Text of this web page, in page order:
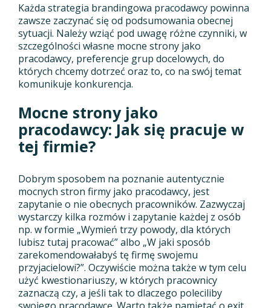
Każda strategia brandingowa pracodawcy powinna
zawsze zaczynać się od podsumowania obecnej
sytuacji. Należy wziąć pod uwagę różne czynniki, w
szczególności własne mocne strony jako
pracodawcy, preferencje grup docelowych, do
których chcemy dotrzeć oraz to, co na swój temat
komunikuje konkurencja.
Mocne strony jako
pracodawcy: Jak się pracuje w
tej firmie?
Dobrym sposobem na poznanie autentycznie
mocnych stron firmy jako pracodawcy, jest
zapytanie o nie obecnych pracowników. Zazwyczaj
wystarczy kilka rozmów i zapytanie każdej z osób
np. w formie „Wymień trzy powody, dla których
lubisz tutaj pracować” albo „W jaki sposób
zarekomendowałabyś tę firmę swojemu
przyjacielowi?”. Oczywiście można także w tym celu
użyć kwestionariuszy, w których pracownicy
zaznaczą czy, a jeśli tak to dlaczego poleciliby